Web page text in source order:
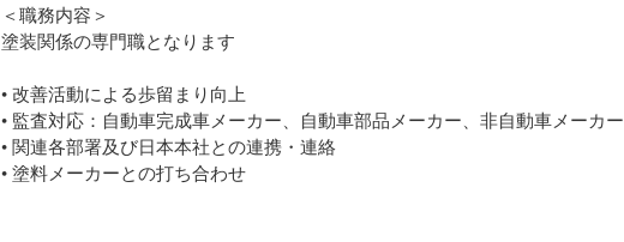
＜職務内容＞
塗装関係の専門職となります
• 改善活動による歩留まり向上
• 監査対応：自動車完成車メーカー、自動車部品メーカー、非自動車メーカー
• 関連各部署及び日本本社との連携・連絡
• 塗料メーカーとの打ち合わせ